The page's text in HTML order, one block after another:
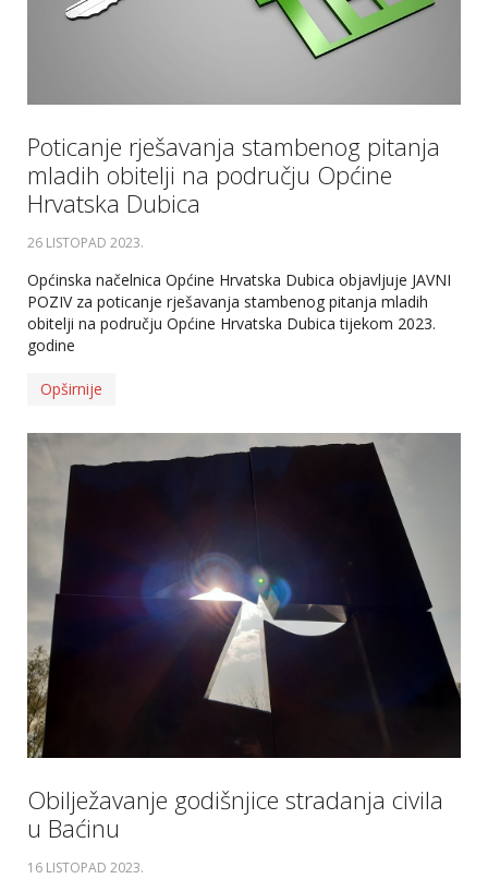
Poticanje rješavanja stambenog pitanja
mladih obitelji na području Općine
Hrvatska Dubica
26 LISTOPAD 2023.
Općinska načelnica Općine Hrvatska Dubica objavljuje JAVNI
POZIV za poticanje rješavanja stambenog pitanja mladih
obitelji na području Općine Hrvatska Dubica tijekom 2023.
godine
Opširnije
Obilježavanje godišnjice stradanja civila
u Baćinu
16 LISTOPAD 2023.